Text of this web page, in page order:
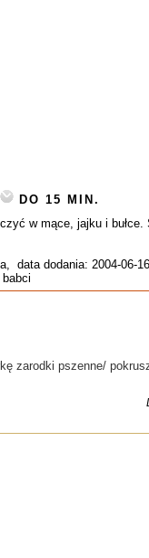
DO 15 MIN.
w mące, jajku i
, data dodania: 2004-06-16
zarodki pszenne/